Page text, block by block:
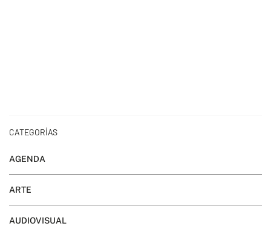
CATEGORÍAS
AGENDA
ARTE
AUDIOVISUAL